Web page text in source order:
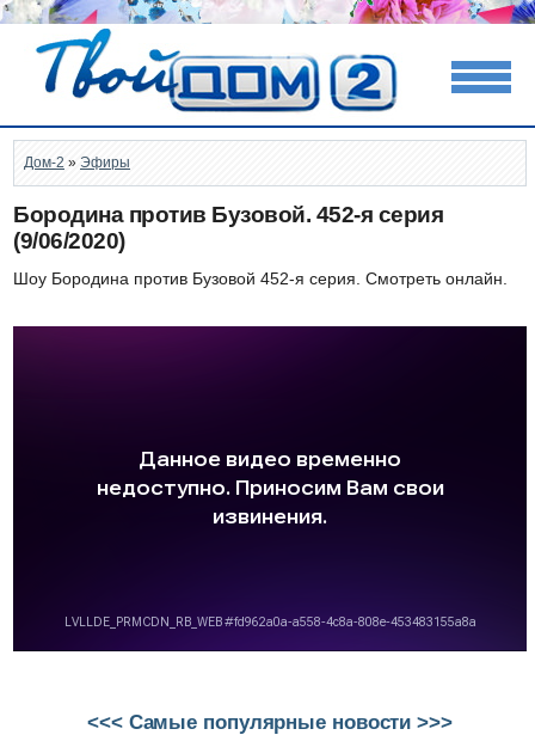
Дом-2 » Эфиры
Бородина против Бузовой. 452-я серия
(9/06/2020)
Шоу Бородина против Бузовой 452-я серия. Смотреть онлайн.
<<< Самые популярные новости >>>